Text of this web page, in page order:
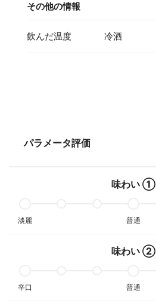
その他の情報
飲んだ温度 冷酒
パラメータ評価
味わい ①
淡麗 普通
味わい ②
辛口 普通